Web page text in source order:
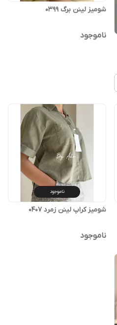
شوميز لينن برگ 0399
ناموجود
ناموجود
شومیز کراپ لینن زمرد 0407
ناموجود